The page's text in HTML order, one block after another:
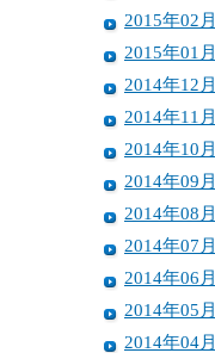
2015年02月
2015年01月
2014年12月
2014年11月
2014年10月
2014年09月
2014年08月
2014年07月
2014年06月
2014年05月
2014年04月